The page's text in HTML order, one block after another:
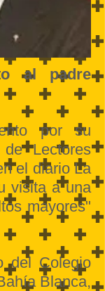
al padre
por su
Lectores
el diario La
visita a una
mayores"
del Colegio
Blanca,